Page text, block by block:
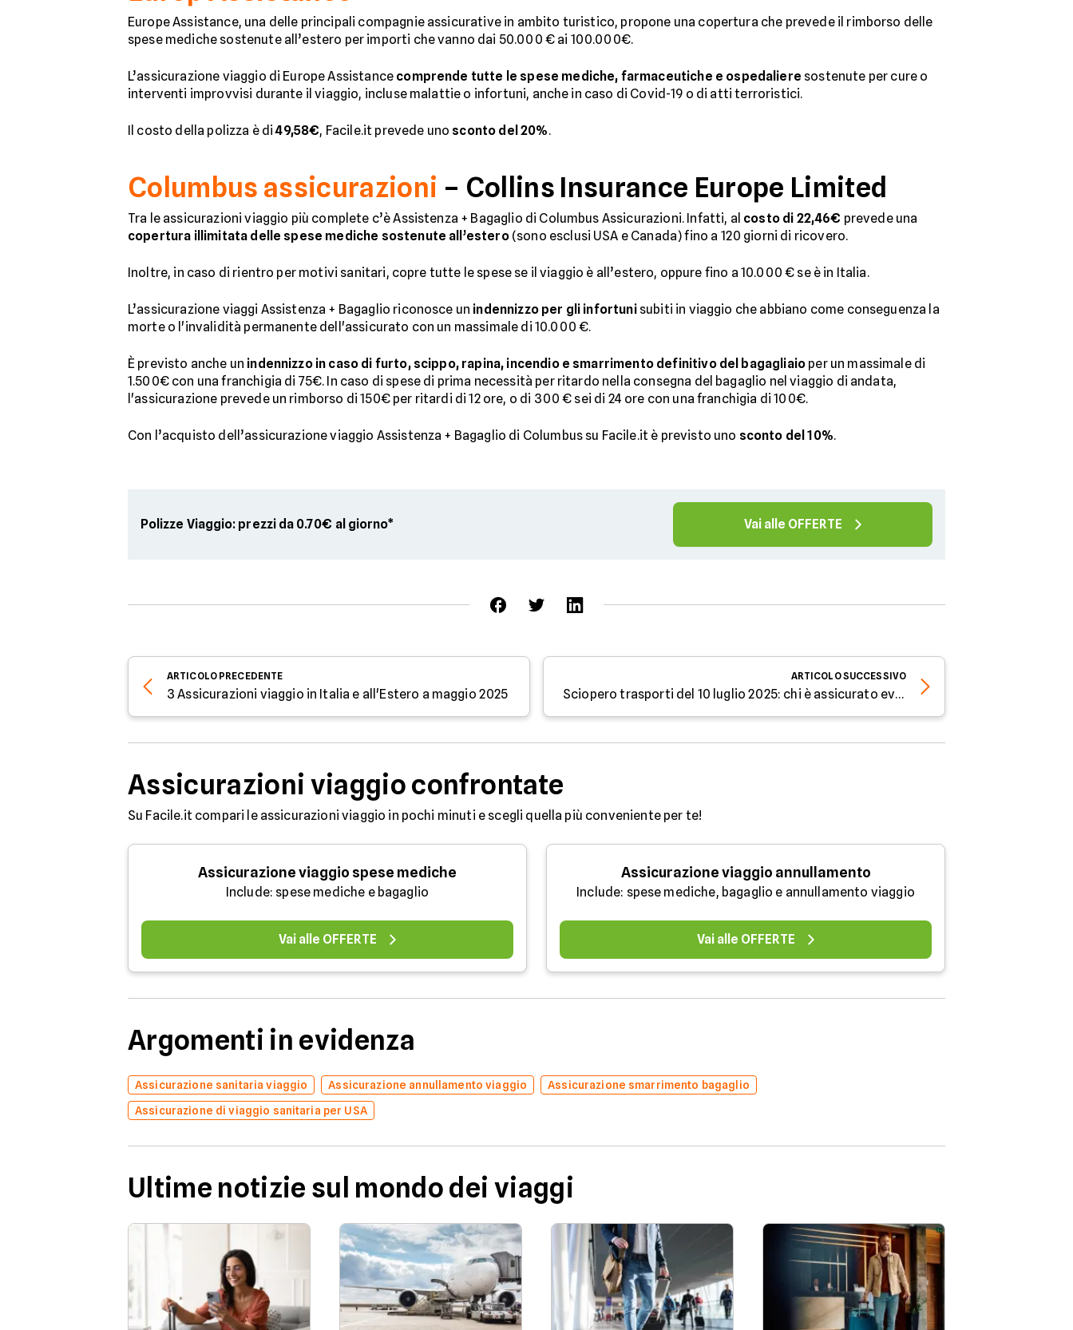
Europe Assistance, una delle principali compagnie assicurative in ambito turistico, propone una copertura che prevede il rimborso delle
spese mediche sostenute all’estero per importi che vanno dai 50.000 € ai 100.000€.
L’assicurazione viaggio di Europe Assistance comprende tutte le spese mediche, farmaceutiche e ospedaliere sostenute per cure o
interventi improvvisi durante il viaggio, incluse malattie o infortuni, anche in caso di Covid-19 o di atti terroristici.
Il costo della polizza è di49,58€, Facile.it prevede uno sconto del 20%.
Columbus assicurazioni – Collins Insurance Europe Limited
Tra le assicurazioni viaggio più complete c’è Assistenza + Bagaglio di Columbus Assicurazioni. Infatti, al costo di 22,46€ prevede una
copertura illimitata delle spese mediche sostenute all’estero(sono esclusi USA e Canada) fino a 120 giorni di ricovero.
Inoltre, in caso di rientro per motivi sanitari, copre tutte le spese se il viaggio è all’estero, oppure fino a 10.000 € se è in Italia.
L’assicurazione viaggi Assistenza + Bagaglio riconosce un indennizzo per gli infortunisubiti in viaggio che abbiano come conseguenza la
morte o l'invalidità permanente dell'assicurato con un massimale di 10.000 €.
È previsto anche un indennizzo in caso di furto, scippo, rapina, incendio e smarrimento definitivo del bagagliaio per un massimale di
1.500€ con una franchigia di 75€. In caso di spese di prima necessità per ritardo nella consegna del bagaglio nel viaggio di andata,
l'assicurazione prevede un rimborso di 150€ per ritardi di 12 ore, o di 300 € sei di 24 ore con una franchigia di 100€.
Con l’acquisto dell’assicurazione viaggio Assistenza + Bagaglio di Columbus su Facile.it è previsto uno sconto del 10%.
Polizze Viaggio: prezzi da 0.70€ al giorno* Vai alle OFFERTE
ARTICOLO PRECEDENTE
3 Assicurazioni viaggio in Italia e all'Estero a maggio 2025
ARTICOLOSUCCESSIVO
Sciopero trasporti del 10 luglio 2025: chi è assicurato evita spese extra
Assicurazioni viaggio confrontate
Su Facile.it compari le assicurazioni viaggio in pochi minuti e scegli quella più conveniente per te!
Assicurazione viaggio spese mediche
Include: spese mediche e bagaglio
Vai alle OFFERTE
Assicurazione viaggio annullamento
Include: spese mediche, bagaglio e annullamento viaggio
Vai alle OFFERTE
Argomenti in evidenza
Assicurazione sanitaria viaggio Assicurazione annullamento viaggio
Assicurazione smarrimento bagaglio
Assicurazione di viaggio sanitaria per USA
Ultime notizie sul mondo dei viaggi